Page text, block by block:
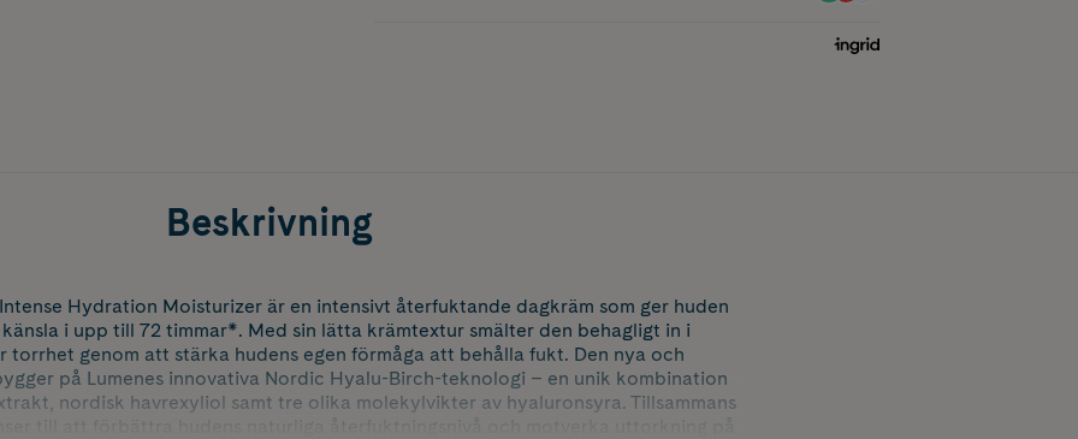
Beskrivning
Hydration Moisturizer är en intensivt återfuktande dagkräm som ger huden
i upp till 72 timmar*. Med sin lätta krämtextur smälter den behagligt in i
torrhet genom att stärka hudens egen förmåga att behålla fukt. Den nya och
på Lumenes innovativa Nordic Hyalu-Birch-teknologi – en unik kombination
nordisk havrexyliol samt tre olika molekylvikter av hyaluronsyra. Tillsammans
till att förbättra hudens naturliga återfuktningsnivå och motverka uttorkning på